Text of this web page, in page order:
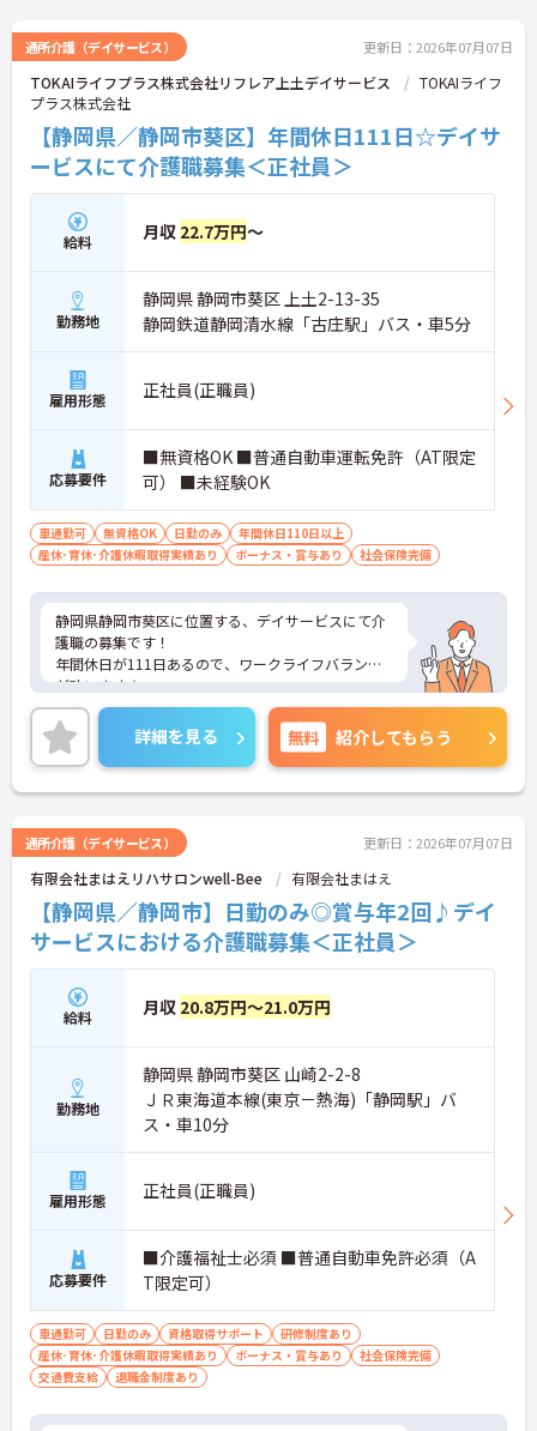
通所介護（デイサービス） 更新日：2026年07月07日
TOKAIライフプラス株式会社リフレア上土デイサービス
TOKAIライフ
プラス株式会社
【静岡県／静岡市葵区】年間休日111日☆デイサ
ービスにて介護職募集＜正社員＞
給料 月収 22.7万円～
勤務地
静岡県 静岡市葵区 上土2-13-35
静岡鉄道静岡清水線「古庄駅」バス・車5分
雇用形態 正社員(正職員)
応募要件
■無資格OK ■普通自動車運転免許（AT限定
可） ■未経験OK
車通勤可 無資格OK 日勤のみ
年間休日110日以上
産休･育休･介護休暇取得実績あり
ボーナス・賞与あり 社会保険完備
静岡県静岡市葵区に位置する、デイサービスにて介
護職の募集です！
年間休日が111日あるので、ワークライフバランス
が叶います☆
また、マイカー通勤可能なので通勤らくらくです◎
ご興味のある方には、面接対策ポイントなど、さら
に詳細をお話しいたしますのでお気軽にご相談くだ
さい！
詳細を見る 無料 紹介してもらう
通所介護（デイサービス） 更新日：2026年07月07日
有限会社まはえリハサロンwell-Bee 有限会社まはえ
【静岡県／静岡市】日勤のみ◎賞与年2回♪デイ
サービスにおける介護職募集＜正社員＞
給料 月収 20.8万円～21.0万円
勤務地
静岡県 静岡市葵区 山崎2-2-8
ＪＲ東海道本線(東京－熱海)「静岡駅」バ
ス・車10分
雇用形態 正社員(正職員)
応募要件
■介護福祉士必須 ■普通自動車免許必須（A
T限定可）
車通勤可 日勤のみ 資格取得サポート
研修制度あり
産休･育休･介護休暇取得実績あり
ボーナス・賞与あり
社会保険完備
交通費支給
退職金制度あり